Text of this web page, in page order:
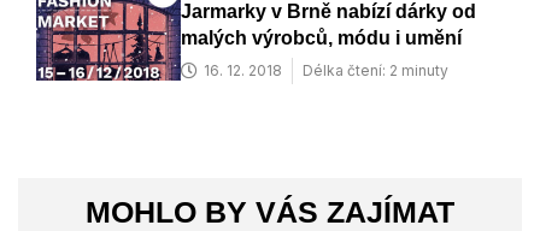
Jarmarky v Brně nabízí dárky od
malých výrobců, módu i umění
16. 12. 2018 Délka čtení: 2 minuty
MOHLO BY VÁS ZAJÍMAT